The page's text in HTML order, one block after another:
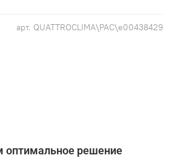
арт. QUATTROCLIMA\PAC\e00438429
оптимальное решение